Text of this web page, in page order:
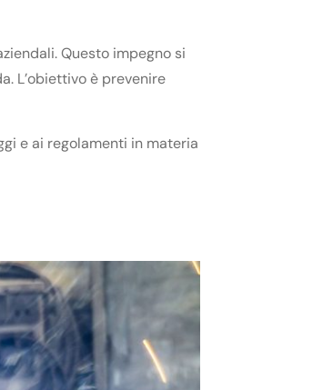
Questo impegno si
L’obiettivo è prevenire
e ai regolamenti in materia